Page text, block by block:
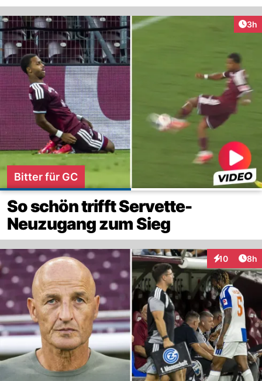
3h
Bitter für GC
So schön trifft Servette-
Neuzugang zum Sieg
10
Interaktionen
8h